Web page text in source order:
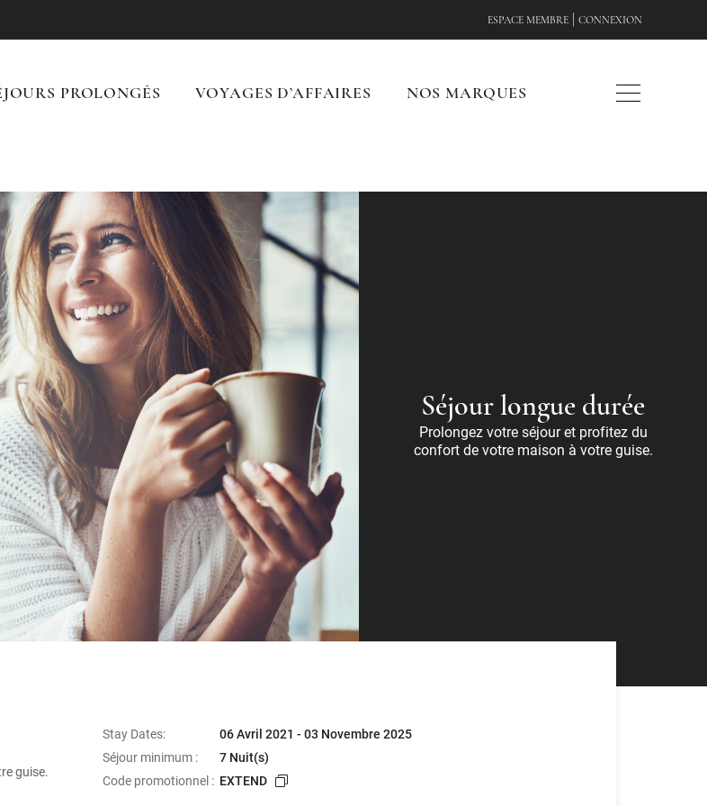
ESPACE MEMBRE CONNEXION
PROLONGÉS VOYAGES D’AFFAIRES NOS MARQUES
Séjour longue durée
Prolongez votre séjour et profitez du
confort de votre maison à votre guise.
guise.
Stay Dates:
06 Avril 2021 - 03 Novembre 2025
Séjour minimum :
7 Nuit(s)
Code promotionnel : EXTEND